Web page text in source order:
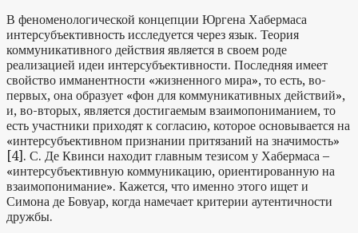
В феноменологической концепции Юргена Хабермаса
интерсубъективность исследуется через язык. Теория
коммуникативного действия является в своем роде
реализацией идеи интерсубъективности. Последняя имеет
свойство имманентности «жизненного мира», то есть, во-
первых, она образует «фон для коммуникативных действий»,
и, во-вторых, является достигаемым взаимопониманием, то
есть участники приходят к согласию, которое основывается на
«интерсубъективном признании притязаний на значимость»
[4]. С. Де Квинси находит главным тезисом у Хабермаса –
«интерсубъективную коммуникацию, ориентированную на
взаимопонимание». Кажется, что именно этого ищет и
Симона де Бовуар, когда намечает критерии аутентичности
дружбы.